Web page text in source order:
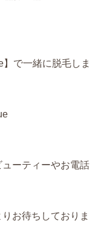
で一緒に脱毛しま
ーティーやお電話
お待ちしておりま